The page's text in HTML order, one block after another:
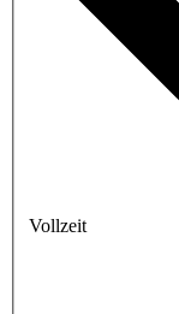
Vollzeit